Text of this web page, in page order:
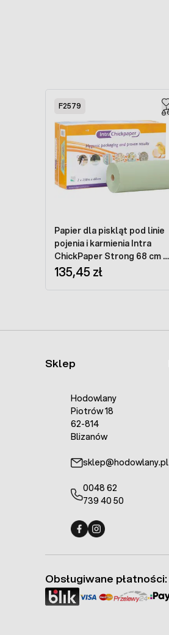
F2579
Papier dla piskląt pod linie
pojenia i karmienia Intra
ChickPaper Strong 68 cm x
250 m
135,45 zł
Sklep
Hodowlany
Piotrów 18
62-814
Blizanów
sklep@hodowlany.pl
0048 62
739 40 50
Obsługiwane płatności: